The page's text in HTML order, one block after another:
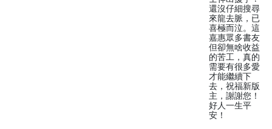
還沒仔細搜尋
來龍去脈，已
喜極而泣。這
嘉惠眾多書友
但卻無啥收益
的苦工，真的
需要有很多愛
才能繼續下
去，祝福新版
主，謝謝您！
好人一生平
安！